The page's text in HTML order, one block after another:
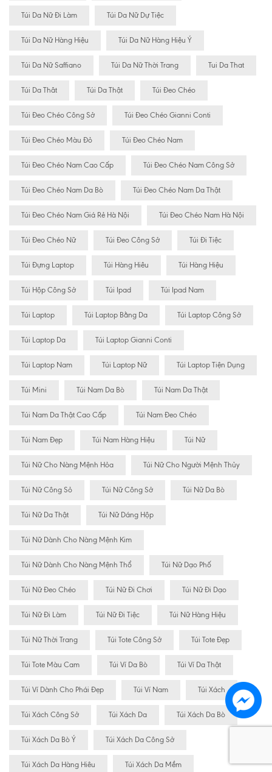
Túi Da Nữ Đi Làm Túi Da Nữ Dự Tiệc
Túi Da Nữ Hàng Hiệu Túi Da Nữ Hàng Hiệu Ý
Túi Da Nữ Saffiano Túi Da Nữ Thời Trang Tui Da That
Túi Da Thât Túi Da Thật Túi Đeo Chéo
Túi Đeo Chéo Công Sở Túi Đeo Chéo Gianni Conti
Túi Đeo Chéo Màu Đỏ Túi Đeo Chéo Nam
Túi Đeo Chéo Nam Cao Cấp Túi Đeo Chéo Nam Công Sở
Túi Đeo Chéo Nam Da Bò Túi Đeo Chéo Nam Da Thật
Túi Đeo Chéo Nam Giá Rẻ Hà Nội Túi Đeo Chéo Nam Hà Nội
Túi Đeo Chéo Nữ Túi Đeo Công Sở Túi Đi Tiệc
Túi Đựng Laptop Túi Hàng Hiêu Túi Hàng Hiệu
Túi Hộp Công Sở Túi Ipad Túi Ipad Nam
Túi Laptop Túi Laptop Bằng Da Túi Laptop Công Sở
Túi Laptop Da Túi Laptop Gianni Conti
Túi Laptop Nam Túi Laptop Nữ Túi Laptop Tiện Dụng
Túi Mini Túi Nam Da Bò Túi Nam Da Thật
Túi Nam Da Thật Cao Cấp Túi Nam Đeo Chéo
Túi Nam Đẹp Túi Nam Hàng Hiệu Túi Nữ
Túi Nữ Cho Nàng Mệnh Hỏa Túi Nữ Cho Người Mệnh Thủy
Túi Nữ Công Sỏ Túi Nữ Công Sở Túi Nữ Da Bò
Túi Nữ Da Thật Túi Nữ Dáng Hộp
Túi Nữ Dành Cho Nàng Mệnh Kim
Túi Nữ Dành Cho Nàng Mệnh Thổ Túi Nữ Dạo Phố
Túi Nữ Đeo Chéo Túi Nữ Đi Chơi Túi Nữ Đi Dạo
Túi Nữ Đi Làm Túi Nữ Đi Tiệc Túi Nữ Hàng Hiệu
Túi Nữ Thời Trang Túi Tote Công Sở Túi Tote Đẹp
Túi Tote Màu Cam Túi Ví Da Bò Túi Ví Da Thật
Túi Ví Dành Cho Phái Đẹp Túi Ví Nam Túi Xách
Túi Xách Công Sở Túi Xách Da Túi Xách Da Bò
Túi Xách Da Bò Ý Túi Xách Da Công Sở
Túi Xách Da Hàng Hiêu Túi Xách Da Mềm